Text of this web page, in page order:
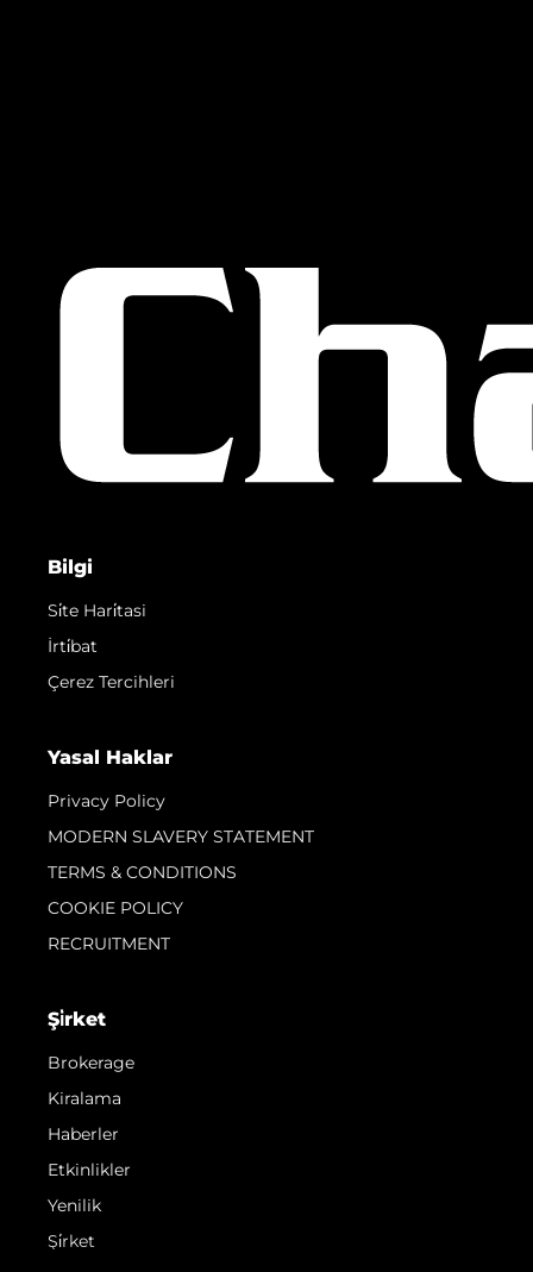
Bilgi
Si̇te Hari̇tasi
İrti̇bat
Çerez Tercihleri
Yasal Haklar
Privacy Policy
MODERN SLAVERY STATEMENT
TERMS & CONDITIONS
COOKIE POLICY
RECRUITMENT
Şi̇rket
Brokerage
Kiralama
Haberler
Etkinlikler
Yenilik
Şi̇rket